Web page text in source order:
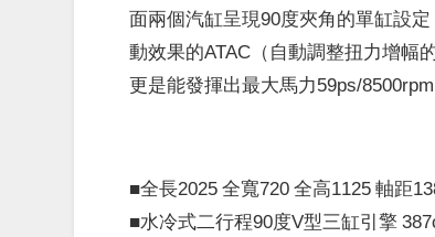
面兩個汽缸呈現90度夾角的單缸設
動效果的ATAC（自動調整扭力增幅
更是能發揮出最大馬力59ps/
■全長2025 全寬720 全高1125 軸距
■水冷式二行程90度V型三缸引擎